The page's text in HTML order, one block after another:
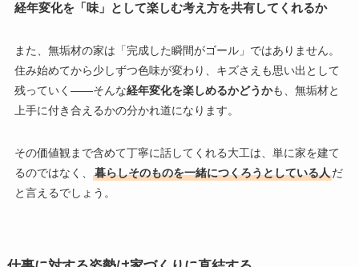
経年変化を「味」として楽しむ考え方を共有してくれるか
また、無垢材の家は「完成した瞬間がゴール」ではありません。
住み始めてから少しずつ色味が変わり、キズさえも思い出として
残っていく――そんな経年変化を楽しめるかどうかも、無垢材と
上手に付き合えるかの分かれ道になります。
その価値観まで含めて丁寧に話してくれる大工は、単に家を建て
るのではなく、
暮らしそのものを一緒につくろうとしている人だ
と言えるでしょう。